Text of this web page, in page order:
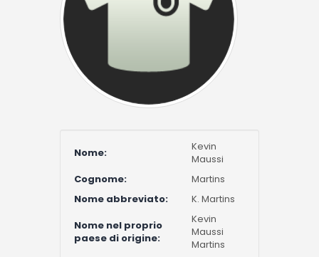
Nome:
Kevin
Maussi
Cognome:
Martins
Nome abbreviato:
K. Martins
Nome nel proprio
paese di origine:
Kevin
Maussi
Martins